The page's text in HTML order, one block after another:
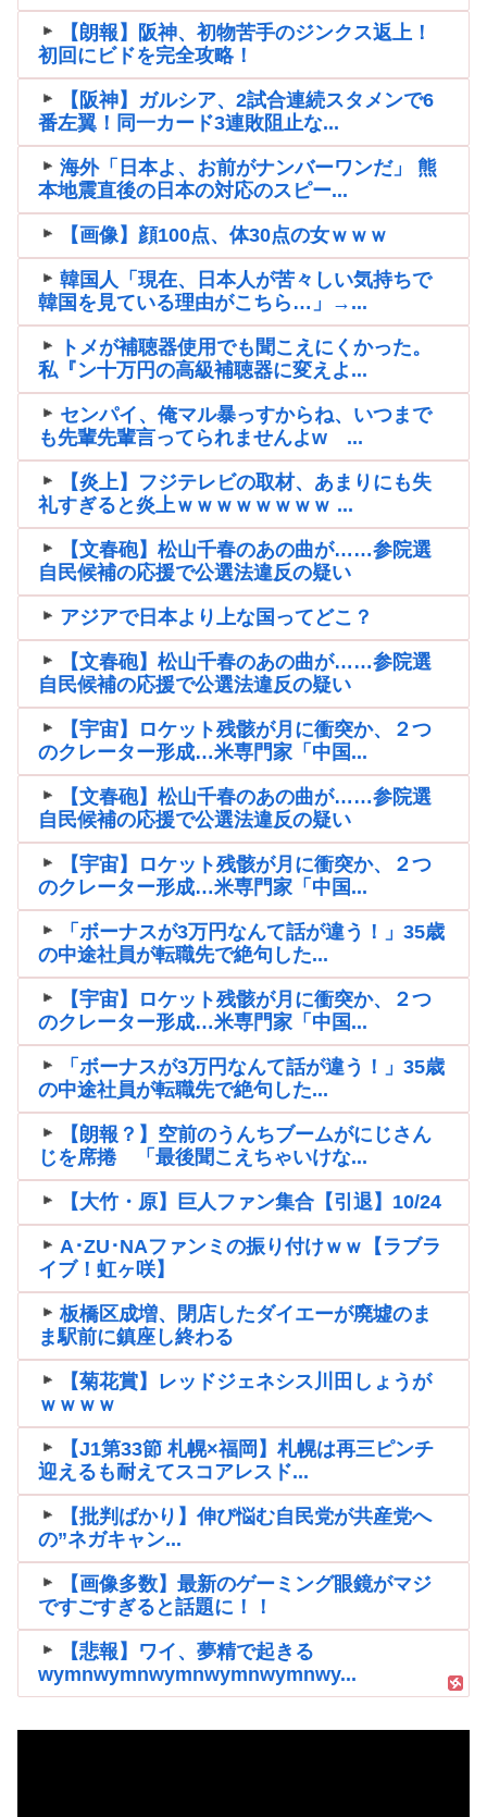
【朗報】阪神、初物苦手のジンクス返上！
初回にビドを完全攻略！
【阪神】ガルシア、2試合連続スタメンで6
番左翼！同一カード3連敗阻止な...
海外「日本よ、お前がナンバーワンだ」 熊
本地震直後の日本の対応のスピー...
【画像】顔100点、体30点の女ｗｗｗ
韓国人「現在、日本人が苦々しい気持ちで
韓国を見ている理由がこちら…」→...
トメが補聴器使用でも聞こえにくかった。
私『ン十万円の高級補聴器に変えよ...
センパイ、俺マル暴っすからね、いつまで
も先輩先輩言ってられませんよw ...
【炎上】フジテレビの取材、あまりにも失
礼すぎると炎上ｗｗｗｗｗｗｗｗ ...
【文春砲】松山千春のあの曲が……参院選
自民候補の応援で公選法違反の疑い
アジアで日本より上な国ってどこ？
【文春砲】松山千春のあの曲が……参院選
自民候補の応援で公選法違反の疑い
【宇宙】ロケット残骸が月に衝突か、２つ
のクレーター形成…米専門家「中国...
【文春砲】松山千春のあの曲が……参院選
自民候補の応援で公選法違反の疑い
【宇宙】ロケット残骸が月に衝突か、２つ
のクレーター形成…米専門家「中国...
「ボーナスが3万円なんて話が違う！」35歳
の中途社員が転職先で絶句した...
【宇宙】ロケット残骸が月に衝突か、２つ
のクレーター形成…米専門家「中国...
「ボーナスが3万円なんて話が違う！」35歳
の中途社員が転職先で絶句した...
【朗報？】空前のうんちブームがにじさん
じを席捲 「最後聞こえちゃいけな...
【大竹・原】巨人ファン集合【引退】10/24
A･ZU･NAファンミの振り付けｗｗ【ラブラ
イブ！虹ヶ咲】
板橋区成増、閉店したダイエーが廃墟のま
ま駅前に鎮座し終わる
【菊花賞】レッドジェネシス川田しょうが
ｗｗｗｗ
【J1第33節 札幌×福岡】札幌は再三ピンチ
迎えるも耐えてスコアレスド...
【批判ばかり】伸び悩む自民党が共産党へ
の”ネガキャン...
【画像多数】最新のゲーミング眼鏡がマジ
ですごすぎると話題に！！
【悲報】ワイ、夢精で起きる
wymnwymnwymnwymnwymnwy...